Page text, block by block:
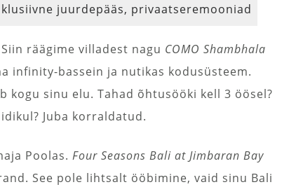
juurdepääs, privaatseremooniad
räägime villadest nagu COMO Shambhala
infinity-bassein ja nutikas kodusüsteem.
sinu elu. Tahad õhtusööki kell 3 öösel?
Juba korraldatud.
Poolas. Four Seasons Bali at Jimbaran Bay
See pole lihtsalt ööbimine, vaid sinu Bali